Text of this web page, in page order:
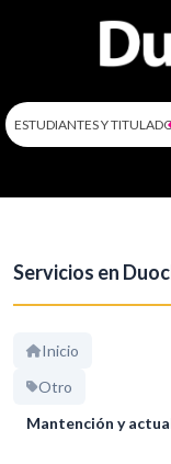
ESTUDIANTES Y
Servicios en
Inicio
Otro
Mantención y